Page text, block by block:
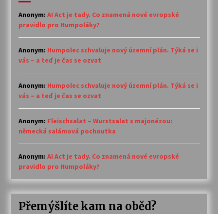
Anonym: AI Act je tady. Co znamená nové evropské
pravidlo pro Humpoláky?
Anonym: Humpolec schvaluje nový územní plán. Týká se i
vás – a teď je čas se ozvat
Anonym: Humpolec schvaluje nový územní plán. Týká se i
vás – a teď je čas se ozvat
Anonym: Fleischsalat – Wurstsalat s majonézou:
německá salámová pochoutka
Anonym: AI Act je tady. Co znamená nové evropské
pravidlo pro Humpoláky?
Přemýšlíte kam na oběd?